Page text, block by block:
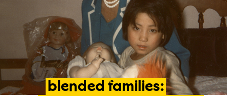
blended families: